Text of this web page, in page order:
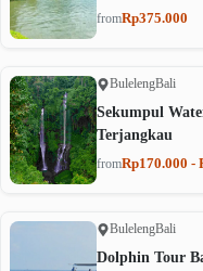
fromRp375.000
BulelengBali
Sekumpul
Terjangkau
fromRp170.000 -
BulelengBali
Dolphin Tour